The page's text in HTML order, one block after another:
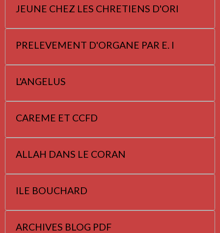
JEUNE CHEZ LES CHRETIENS D'ORI
PRELEVEMENT D'ORGANE PAR E. I
L'ANGELUS
CAREME ET CCFD
ALLAH DANS LE CORAN
ILE BOUCHARD
ARCHIVES BLOG PDF